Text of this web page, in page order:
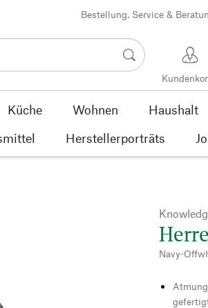
Bestellung, Service &
Küche Wohnen Haushalt
Herstellerporträts
Navy-